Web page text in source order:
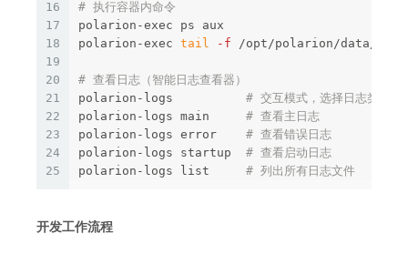
16
17
18
19
20
21
22
23
24
25
# 执行容器内命令
polarion-exec ps aux
polarion-exec tail -f /opt/polarion/data/
# 查看日志（智能日志查看器）
polarion-logs # 交互模式，选择日志类型
polarion-logs main # 查看主日志
polarion-logs error # 查看错误日志
polarion-logs startup # 查看启动日志
polarion-logs list # 列出所有日志文件
开发工作流程